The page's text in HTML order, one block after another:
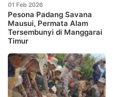
01 Feb 2026
Pesona Padang Savana
Mausui, Permata Alam
Tersembunyi di Manggarai
Timur